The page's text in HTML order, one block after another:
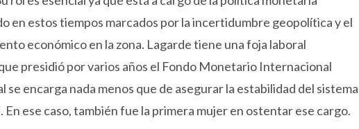
en estos tiempos marcados por la incertidumbre geopolítica y el
económico en la zona. Lagarde tiene una foja laboral
presidió por varios años el Fondo Monetario Internacional
se encarga nada menos que de asegurar la estabilidad del sistema
En ese caso, también fue la primera mujer en ostentar ese cargo.